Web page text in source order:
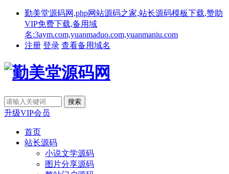
勤美堂源码网,php网站源码之家,站长源码模板下载,赞助
VIP免费下载,备用域
名:3aym.com,yuanmaduo.com,yuanmaniu.com
注册 登录 查看备用域名
升级VIP会员
首页
站长源码
小说文学源码
图片分享源码